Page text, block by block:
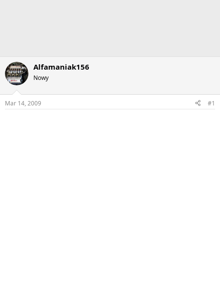
Alfamaniak156
Nowy
Mar 14, 2009 #1